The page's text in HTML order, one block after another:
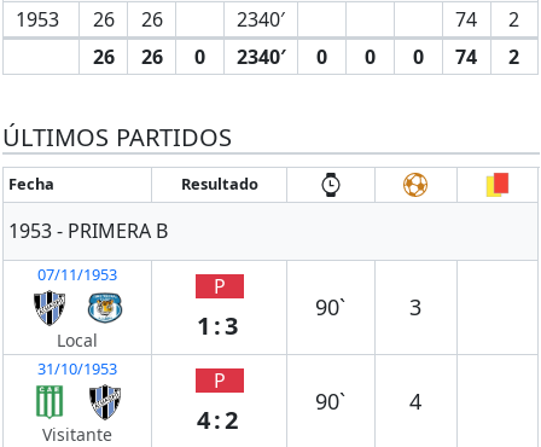
1953 26 26 2340′ 74
2
26
26 0 2340′ 0 0 0 74 2
ÚLTIMOS PARTIDOS
Fecha Resultado
1953 - PRIMERA B
07/11/1953
Local
P
1:3
90` 3
31/10/1953
Visitante
P
4:2
90` 4